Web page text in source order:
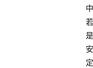
中
若
是
安
定